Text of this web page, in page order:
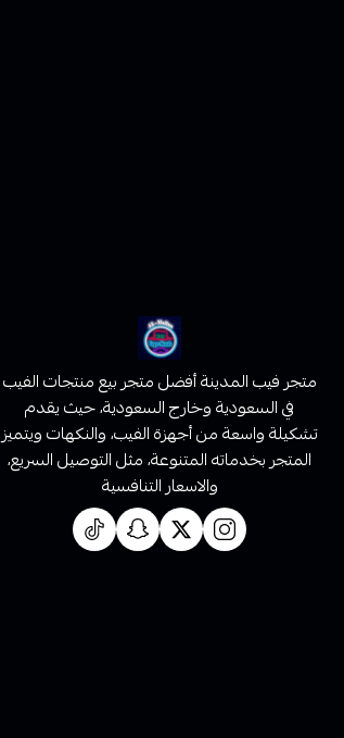
متجر فيب المدينة أفضل متجر بيع منتجات الفيب
في السعودية وخارج السعودية، حيث يقدم
تشكيلة واسعة من أجهزة الفيب، والنكهات ويتميز
المتجر بخدماته المتنوعة، مثل التوصيل السريع،
والاسعار التنافسية